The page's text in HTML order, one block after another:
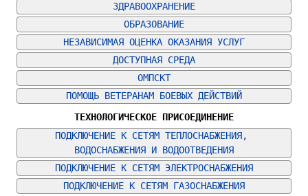
ЗДРАВООХРАНЕНИЕ
ОБРАЗОВАНИЕ
НЕЗАВИСИМАЯ ОЦЕНКА ОКАЗАНИЯ УСЛУГ
ДОСТУПНАЯ СРЕДА
ОМПСКТ
ПОМОЩЬ ВЕТЕРАНАМ БОЕВЫХ ДЕЙСТВИЙ
ТЕХНОЛОГИЧЕСКОЕ ПРИСОЕДИНЕНИЕ
ПОДКЛЮЧЕНИЕ К СЕТЯМ ТЕПЛОСНАБЖЕНИЯ,
ВОДОСНАБЖЕНИЯ И ВОДООТВЕДЕНИЯ
ПОДКЛЮЧЕНИЕ К СЕТЯМ ЭЛЕКТРОСНАБЖЕНИЯ
ПОДКЛЮЧЕНИЕ К СЕТЯМ ГАЗОСНАБЖЕНИЯ